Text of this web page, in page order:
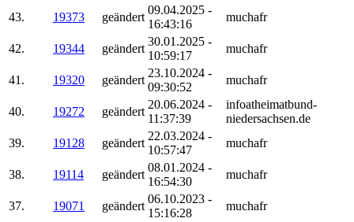
43. 19373 geändert
09.04.2025 -
16:43:16
muchafr
42. 19344 geändert
30.01.2025 -
10:59:17
muchafr
41. 19320 geändert
23.10.2024 -
09:30:52
muchafr
40. 19272 geändert
20.06.2024 -
11:37:39
infoatheimatbund-
niedersachsen.de
39.
19128 geändert
22.03.2024 -
10:57:47
muchafr
38. 19114 geändert
08.01.2024 -
16:54:30
muchafr
37. 19071 geändert
06.10.2023 -
15:16:28
muchafr